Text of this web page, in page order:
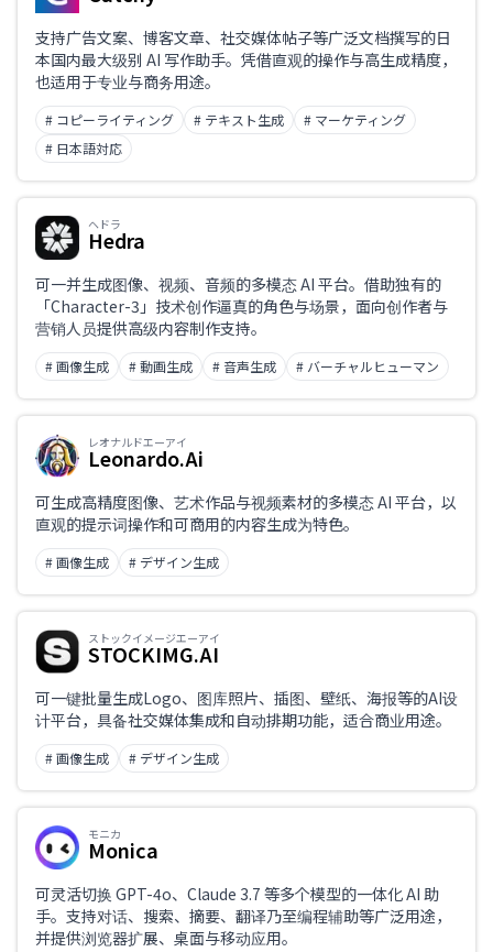
支持广告文案、博客文章、社交媒体帖子等广泛文档撰写的日
本国内最大级别 AI 写作助手。凭借直观的操作与高生成精度，
也适用于专业与商务用途。
# コピーライティング # テキスト生成
# マーケティング
# 日本語対応
ヘドラ
Hedra
可一并生成图像、视频、音频的多模态 AI 平台。借助独有的
「Character-3」技术创作逼真的角色与场景，面向创作者与
营销人员提供高级内容制作支持。
# 画像生成 # 動画生成 # 音声生成 # バーチャルヒューマン
レオナルドエーアイ
Leonardo.Ai
可生成高精度图像、艺术作品与视频素材的多模态 AI 平台，以
直观的提示词操作和可商用的内容生成为特色。
# 画像生成 # デザイン生成
ストックイメージエーアイ
STOCKIMG.AI
可一键批量生成Logo、图库照片、插图、壁纸、海报等的AI设
计平台，具备社交媒体集成和自动排期功能，适合商业用途。
# 画像生成 # デザイン生成
モニカ
Monica
可灵活切换 GPT-4o、Claude 3.7 等多个模型的一体化 AI 助
手。支持对话、搜索、摘要、翻译乃至编程辅助等广泛用途，
并提供浏览器扩展、桌面与移动应用。